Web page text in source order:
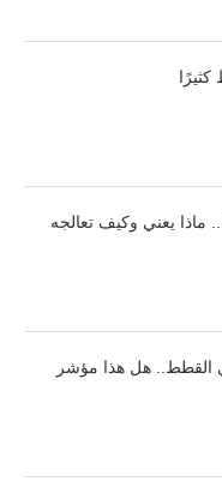
ماذا يعني وكيف تعالجه
القطط.. هل هذا مؤشر